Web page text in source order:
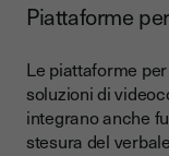
Piattaforme
Le piattaforme
soluzioni di
integrano anche
stesura del